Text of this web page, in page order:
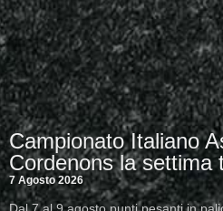
Campionato Italiano
Cordenons la settima
7 Agosto 2026